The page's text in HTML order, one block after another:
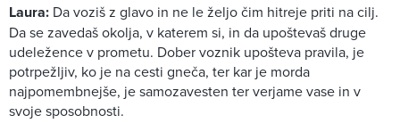
Laura: Da voziš z glavo in ne le željo čim hitreje priti na cilj.
Da se zavedaš okolja, v katerem si, in da upoštevaš druge
udeležence v prometu. Dober voznik upošteva pravila, je
potrpežljiv, ko je na cesti gneča, ter kar je morda
najpomembnejše, je samozavesten ter verjame vase in v
svoje sposobnosti.